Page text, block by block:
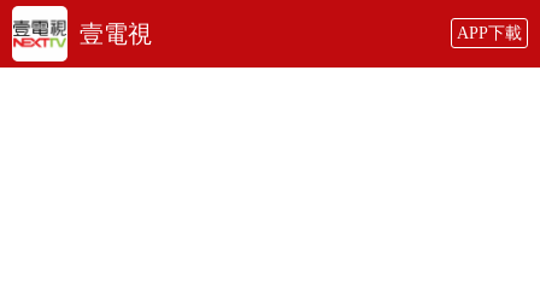
壹電視 APP下載